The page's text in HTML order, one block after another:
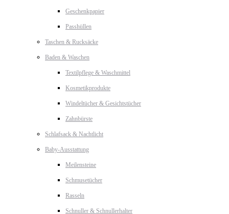
Geschenkpapier
Passhüllen
Taschen & Rucksäcke
Baden & Waschen
Textilpflege & Waschmittel
Kosmetikprodukte
Windeltücher & Gesichtstücher
Zahnbürste
Schlafsack & Nachtlicht
Baby-Ausstattung
Meilensteine
Schmusetücher
Rasseln
Schnuller & Schnullerhalter